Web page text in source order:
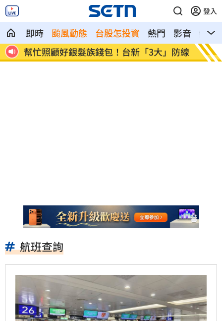
登入
即時 颱風動態 台股怎投資 熱門 影音
熱搜
包！台新「3大」防線 獨／訂日本餐廳爽約 他遭簡
幣
航班查詢